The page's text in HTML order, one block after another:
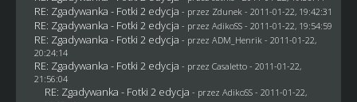
RE: Zgadywanka - Fotki 2 edycja - przez Zdunek- 2011-01-22, 19:42:31
RE: Zgadywanka - Fotki 2 edycja - przez AdikoSS - 2011-01-22, 19:54:59
RE: Zgadywanka - Fotki 2 edycja - przez ADM_Henrik- 2011-01-22,
20:24:14
RE: Zgadywanka - Fotki 2 edycja - przez Casaletto- 2011-01-22,
21:56:04
RE: Zgadywanka - Fotki 2 edycja - przez AdikoSS - 2011-01-22,